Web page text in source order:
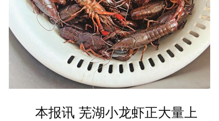
本报讯 芜湖小龙虾正大量上